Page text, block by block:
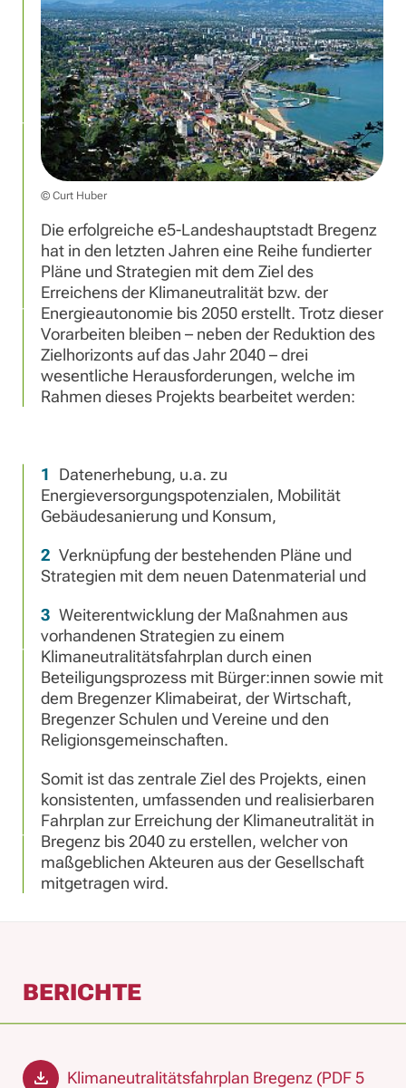
Die erfolgreiche e5-Landeshauptstadt Bregenz
hat in den letzten Jahren eine Reihe fundierter
Pläne und Strategien mit dem Ziel des
Erreichens der Klimaneutralität bzw. der
Energieautonomie bis 2050 erstellt. Trotz dieser
Vorarbeiten bleiben – neben der Reduktion des
Zielhorizonts auf das Jahr 2040 – drei
wesentliche Herausforderungen, welche im
Rahmen dieses Projekts bearbeitet werden:
© Curt Huber
Datenerhebung, u.a. zu
Energieversorgungspotenzialen, Mobilität
Gebäudesanierung und Konsum,
Verknüpfung der bestehenden Pläne und
Strategien mit dem neuen Datenmaterial und
Weiterentwicklung der Maßnahmen aus
vorhandenen Strategien zu einem
Klimaneutralitätsfahrplan durch einen
Beteiligungsprozess mit Bürger:innen sowie mit
dem Bregenzer Klimabeirat, der Wirtschaft,
Bregenzer Schulen und Vereine und den
Religionsgemeinschaften.
Somit ist das zentrale Ziel des Projekts, einen
konsistenten, umfassenden und realisierbaren
Fahrplan zur Erreichung der Klimaneutralität in
Bregenz bis 2040 zu erstellen, welcher von
maßgeblichen Akteuren aus der Gesellschaft
mitgetragen wird.
BERICHTE
Klimaneutralitätsfahrplan Bregenz (PDF 5